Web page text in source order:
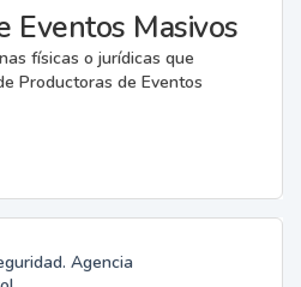
Eventos Masivos
físicas o jurídicas que
Productoras de Eventos
Agencia